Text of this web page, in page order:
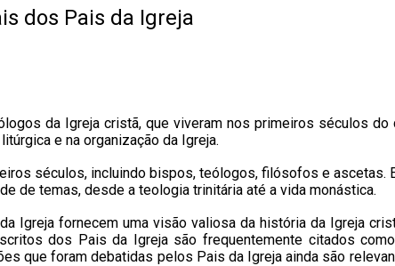
dos Pais da Igreja
da Igreja cristã, que viveram nos primeiros séculos do
e na organização da Igreja.
séculos, incluindo bispos, teólogos, filósofos e ascetas.
de temas, desde a teologia trinitária até a vida monástica.
Igreja fornecem uma visão valiosa da história da Igreja
dos Pais da Igreja são frequentemente citados
que foram debatidas pelos Pais da Igreja ainda são